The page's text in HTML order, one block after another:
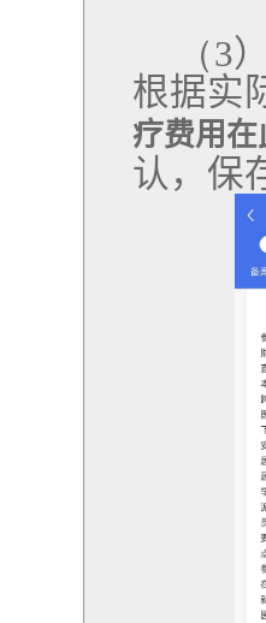
（3
根据实
疗费用
认，保